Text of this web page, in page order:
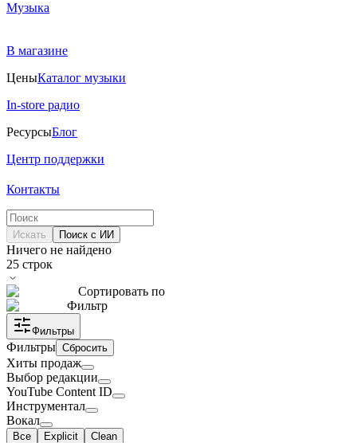
Музыка
В магазине
ЦеныКаталог музыки
In-store радио
РесурсыБлог
Центр поддержки
Контакты
Искать Поиск с ИИ
Ничего не найдено
25 строк
Сортировать по
Фильтр
Фильтры
Фильтры Сбросить
Хиты продаж
Выбор редакции
YouTube Content ID
Инструментал
Вокал
Все Explicit Clean